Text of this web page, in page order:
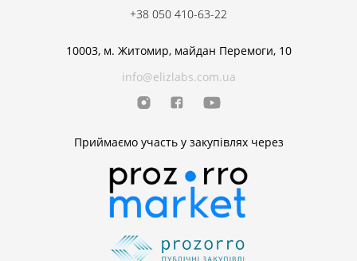
10003, м. Житомир, майдан Перемоги, 10
info@elizlabs.com.ua
Приймаємо участь у закупівлях через
+38 050 410-63-22